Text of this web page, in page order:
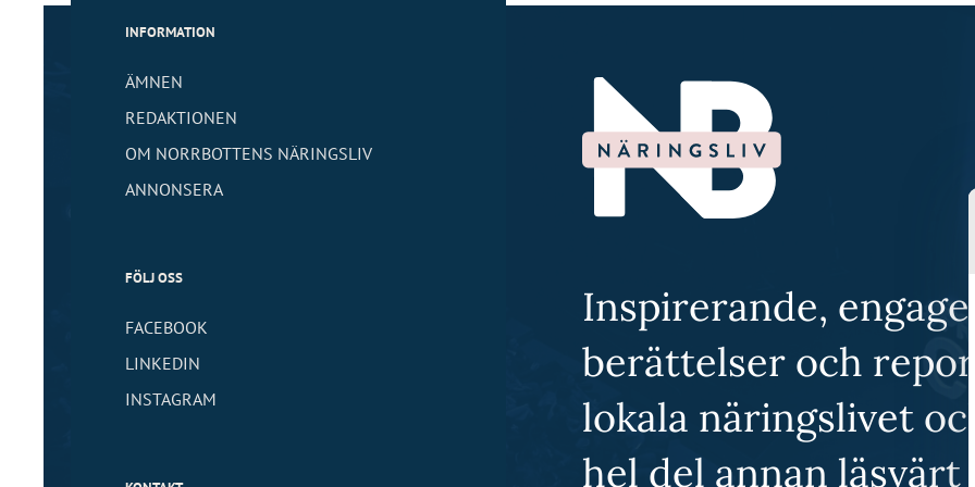
INFORMATION
ÄMNEN
REDAKTIONEN
OM NORRBOTTENS NÄRINGSLIV
ANNONSERA
FÖLJ OSS
FACEBOOK
LINKEDIN
INSTAGRAM
Inspirerande,
berättelser och
lokala näringslivet
hel del annan